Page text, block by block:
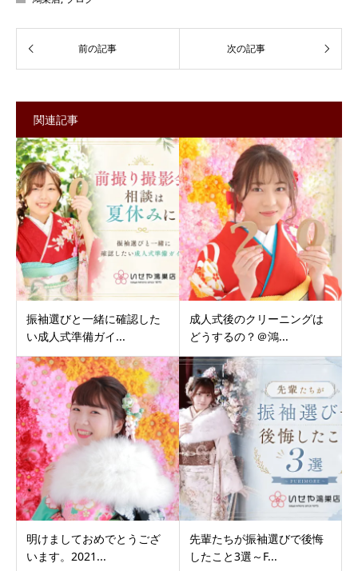
関連記事
振袖選びと一緒に確認した
い成人式準備ガイ...
成人式後のクリーニングは
どうするの？＠鴻...
明けましておめでとうござ
います。2021...
先輩たちが振袖選びで後悔
したこと3選～F...